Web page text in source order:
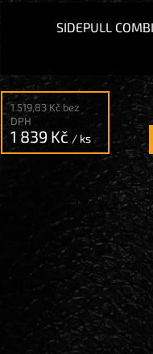
SIDEPULL COMBI
1 519,83 Kč bez
DPH
1 839 Kč / ks